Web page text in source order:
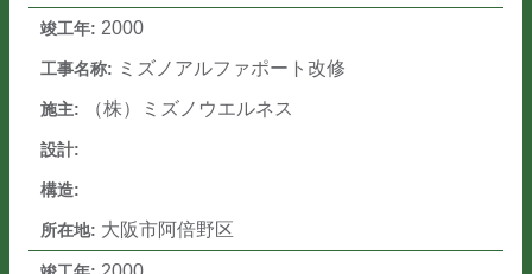
2000
ミズノアルファポート改修
（株）ミズノウエルネス
大阪市阿倍野区